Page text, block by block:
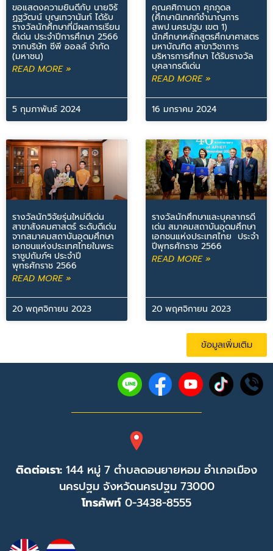
ขอแสดงความยินดีกับ นายจิรั
ฏฐวัฒน์ บุญเทวานันท์ ได้รับ
รางวัลนักศึกษาที่มีผลการเรียน
ดีเด่น ประจำปีการศึกษา 2566
จากบริษัท ซีพี ออลล์ จำกัด
(มหาชน)
READ MORE »
5 กุมภาพันธ์ 2024
คุณศศิกานดา ศุภภูดล
(ศึกษานิเทศก์ชำนาญการ
สพป.นครปฐม เขต 1)
นักศึกษาหลักสูตรศึกษาศาสตร
มหาบัณฑิต สาขาวิชาการ
บริหารการศึกษา ได้รับรางวัล
บุคลากรดีเด่น
READ MORE »
16 มกราคม 2024
รางวัลนักวิจัยรุ่นใหม่ดีเด่น
สาขาสังคมศาสตร์ ระดับดีเด่น
จากสมาคมสถาบันอุดมศึกษา
เอกชนแห่งประเทศไทยในพระ
ราชูปถัมภ์ฯ ประจำปี
พุทธศักราช 2566
READ MORE »
20 พฤศจิกายน 2023
รางวัลนักศึกษาและบุคลากรดี
เด่น สมาคมสถาบันอุดมศึกษา
เอกชนแห่งประเทศไทย ประจำ
ปีพุทธศักราช 2566
READ MORE »
20 พฤศจิกายน 2023
ข้อมูลเพิ่มเติม
ติดต่อเรา: 144 หมู่ 7 ตำบลดอนยายหอม อำเภอเมือง
นครปฐม จังหวัดนครปฐม 73000
โทรศัพท์ 0-3438-8555